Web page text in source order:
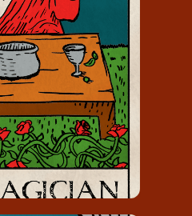
het nummer 1 en
nieuw begin.